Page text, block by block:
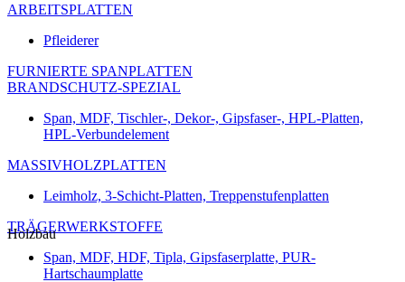
ARBEITSPLATTEN
Pfleiderer
FURNIERTE SPANPLATTEN
BRANDSCHUTZ-SPEZIAL
Span, MDF, Tischler-, Dekor-, Gipsfaser-, HPL-Platten,
HPL-Verbundelement
MASSIVHOLZPLATTEN
Leimholz, 3-Schicht-Platten, Treppenstufenplatten
TRÄGERWERKSTOFFE
Span, MDF, HDF, Tipla, Gipsfaserplatte, PUR-
Hartschaumplatte
Holzbau